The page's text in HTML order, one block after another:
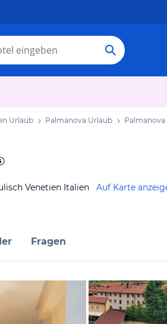
Urlaub Palmanova Urlaub Palmanova
Venetien Italien Auf Karte
Fragen